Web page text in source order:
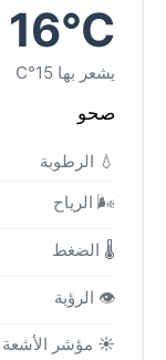
16°C
يشعر بها 15°C
صحو
💧 الرطوبة
🌬️ الرياح
🌡️ الضغط
👁️ الرؤية
☀️ مؤشر الأشعة